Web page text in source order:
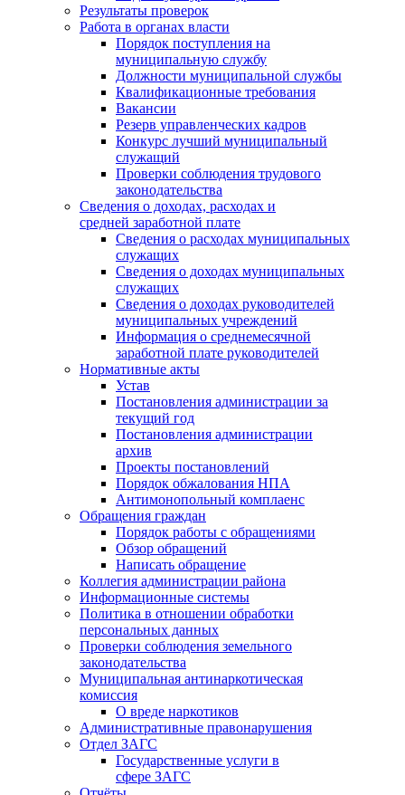
Результаты проверок
Работа в органах власти
Порядок поступления на
муниципальную службу
Должности муниципальной службы
Квалификационные требования
Вакансии
Резерв управленческих кадров
Конкурс лучший муниципальный
служащий
Проверки соблюдения трудового
законодательства
Сведения о доходах, расходах и
средней заработной плате
Сведения о расходах муниципальных
служащих
Сведения о доходах муниципальных
служащих
Сведения о доходах руководителей
муниципальных учреждений
Информация о среднемесячной
заработной плате руководителей
Нормативные акты
Устав
Постановления администрации за
текущий год
Постановления администрации
архив
Проекты постановлений
Порядок обжалования НПА
Антимонопольный комплаенс
Обращения граждан
Порядок работы с обращениями
Обзор обращений
Написать обращение
Коллегия администрации района
Информационные системы
Политика в отношении обработки
персональных данных
Проверки соблюдения земельного
законодательства
Муниципальная антинаркотическая
комиссия
О вреде наркотиков
Административные правонарушения
Отдел ЗАГС
Государственные услуги в
сфере ЗАГС